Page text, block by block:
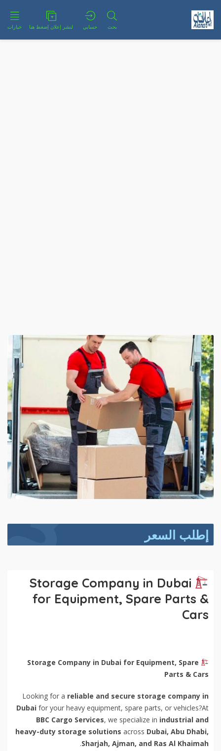
بحث حسابي لنشر إعلان إضغط هنا خيارات
إطلب السعر
Storage Company in Dubai
for Equipment, Spare Parts &
Cars
Storage Company in Dubai for Equipment, Spare
Parts & Cars
Looking for a reliable and secure storage company in
Dubai for your heavy equipment, spare parts, or vehicles?At
BBC Cargo Services, we specialize in industrial and
heavy-duty storage solutions across Dubai, Abu Dhabi,
Sharjah, Ajman, and Ras Al Khaimah
.